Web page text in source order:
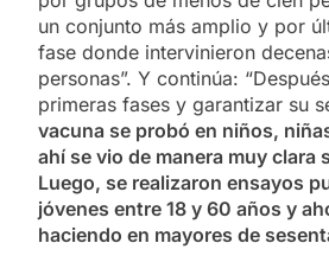
un conjunto más amplio y por
fase donde intervinieron
personas”. Y continúa:
primeras fases y garantizar su
vacuna se probó en niños,
ahí se vio de manera muy clara
Luego, se realizaron ensayos
jóvenes entre 18 y 60 años y
haciendo en mayores de